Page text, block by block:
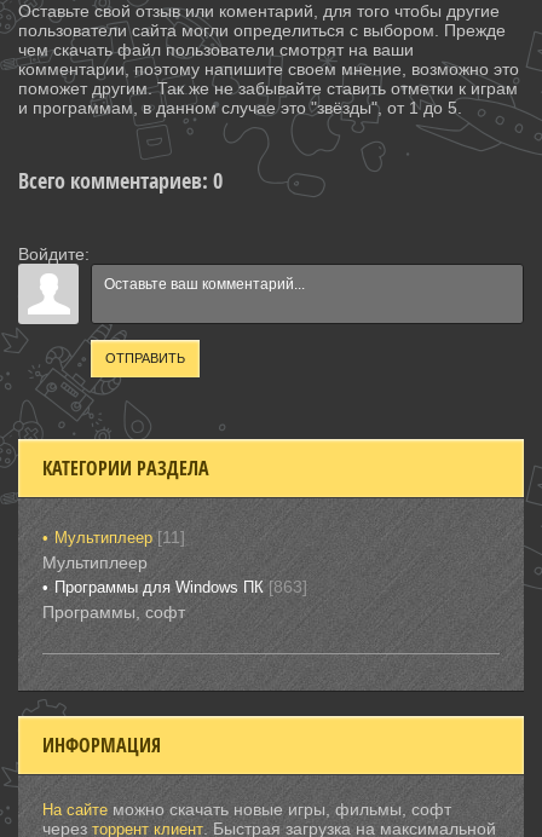
Оставьте свой отзыв или коментарий, для того чтобы другие
пользователи сайта могли определиться с выбором. Прежде
чем скачать файл пользователи смотрят на ваши
комментарии, поэтому напишите своем мнение, возможно это
поможет другим. Так же не забывайте ставить отметки к играм
и программам, в данном случае это "звёзды", от 1 до 5.
Всего комментариев: 0
Войдите:
ОТПРАВИТЬ
КАТЕГОРИИ РАЗДЕЛА
Мультиплеер [11]
Мультиплеер
Программы для Windows ПК [863]
Программы, софт
ИНФОРМАЦИЯ
На сайте можно скачать новые игры, фильмы, софт
через торрент клиент . Быстрая загрузка на максимальной